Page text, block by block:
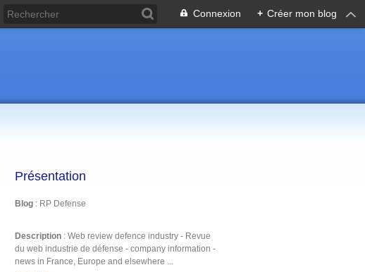
Connexion + Créer mon blog
Présentation
Blog : RP Defense
Description : Web review defence industry - Revue
du web industrie de défense - company information -
news in France, Europe and elsewhere ...